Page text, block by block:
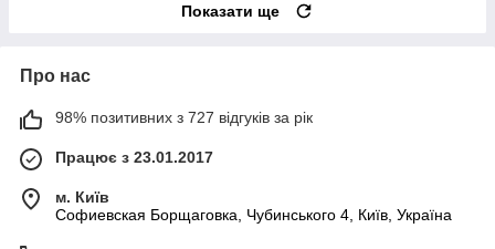
Показати ще
Про нас
98% позитивних з 727 відгуків за рік
Працює з 23.01.2017
м. Київ
Софиевская Борщаговка, Чубинського 4, Київ, Україна